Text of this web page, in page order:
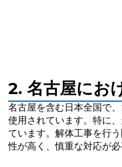
2. 名古屋にお
名古屋を含む日本全国で
使用されています。特に
ています。解体工事を行
性が高く、慎重な対応が必